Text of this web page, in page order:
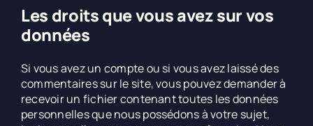
Les droits que vous avez sur vos
données
Si vous avez un compte ou si vous avez laissé des
commentaires sur le site, vous pouvez demander à
recevoir un fichier contenant toutes les données
personnelles que nous possédons à votre sujet,